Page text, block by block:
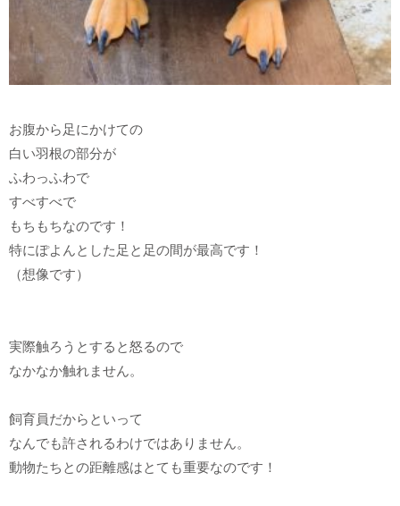
お腹から足にかけての
白い羽根の部分が
ふわっふわで
すべすべで
もちもちなのです！
特にぽよんとした足と足の間が最高です！
（想像です）
実際触ろうとすると怒るので
なかなか触れません。
飼育員だからといって
なんでも許されるわけではありません。
動物たちとの距離感はとても重要なのです！